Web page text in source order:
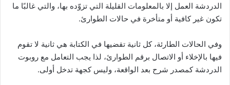
الدردشة العمل إلا بالمعلومات القليلة التي تزوّده بها، والتي غالبًا ما
تكون غير كافية أو متأخرة في حالات الطوارئ.
وفي الحالات الطارئة، كل ثانية تقضيها في الكتابة هي ثانية لا تقوم
فيها بالإخلاء أو الاتصال برقم الطوارئ، لذا يجب التعامل مع روبوت
الدردشة كمصدر شرح بعد الواقعة، وليس كجهة تدخل أولى.